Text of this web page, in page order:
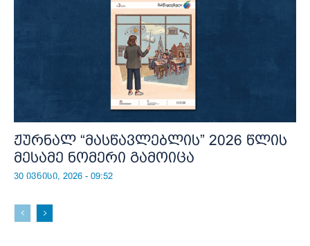
ჟურნალ “მასწავლებლის” 2026 წლის
მესამე ნომერი გამოიცა
30 ივნისი, 2026 - 09:52